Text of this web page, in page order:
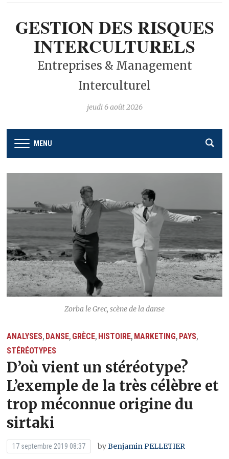
GESTION DES RISQUES
INTERCULTURELS
Entreprises & Management
Interculturel
jeudi 6 août 2026
MENU
Zorba le Grec, scène de la danse
ANALYSES, DANSE, GRÈCE, HISTOIRE, MARKETING, PAYS,
STÉRÉOTYPES
D’où vient un stéréotype?
L’exemple de la très célèbre et
trop méconnue origine du
sirtaki
17 septembre 2019 08:37 byBenjamin PELLETIER